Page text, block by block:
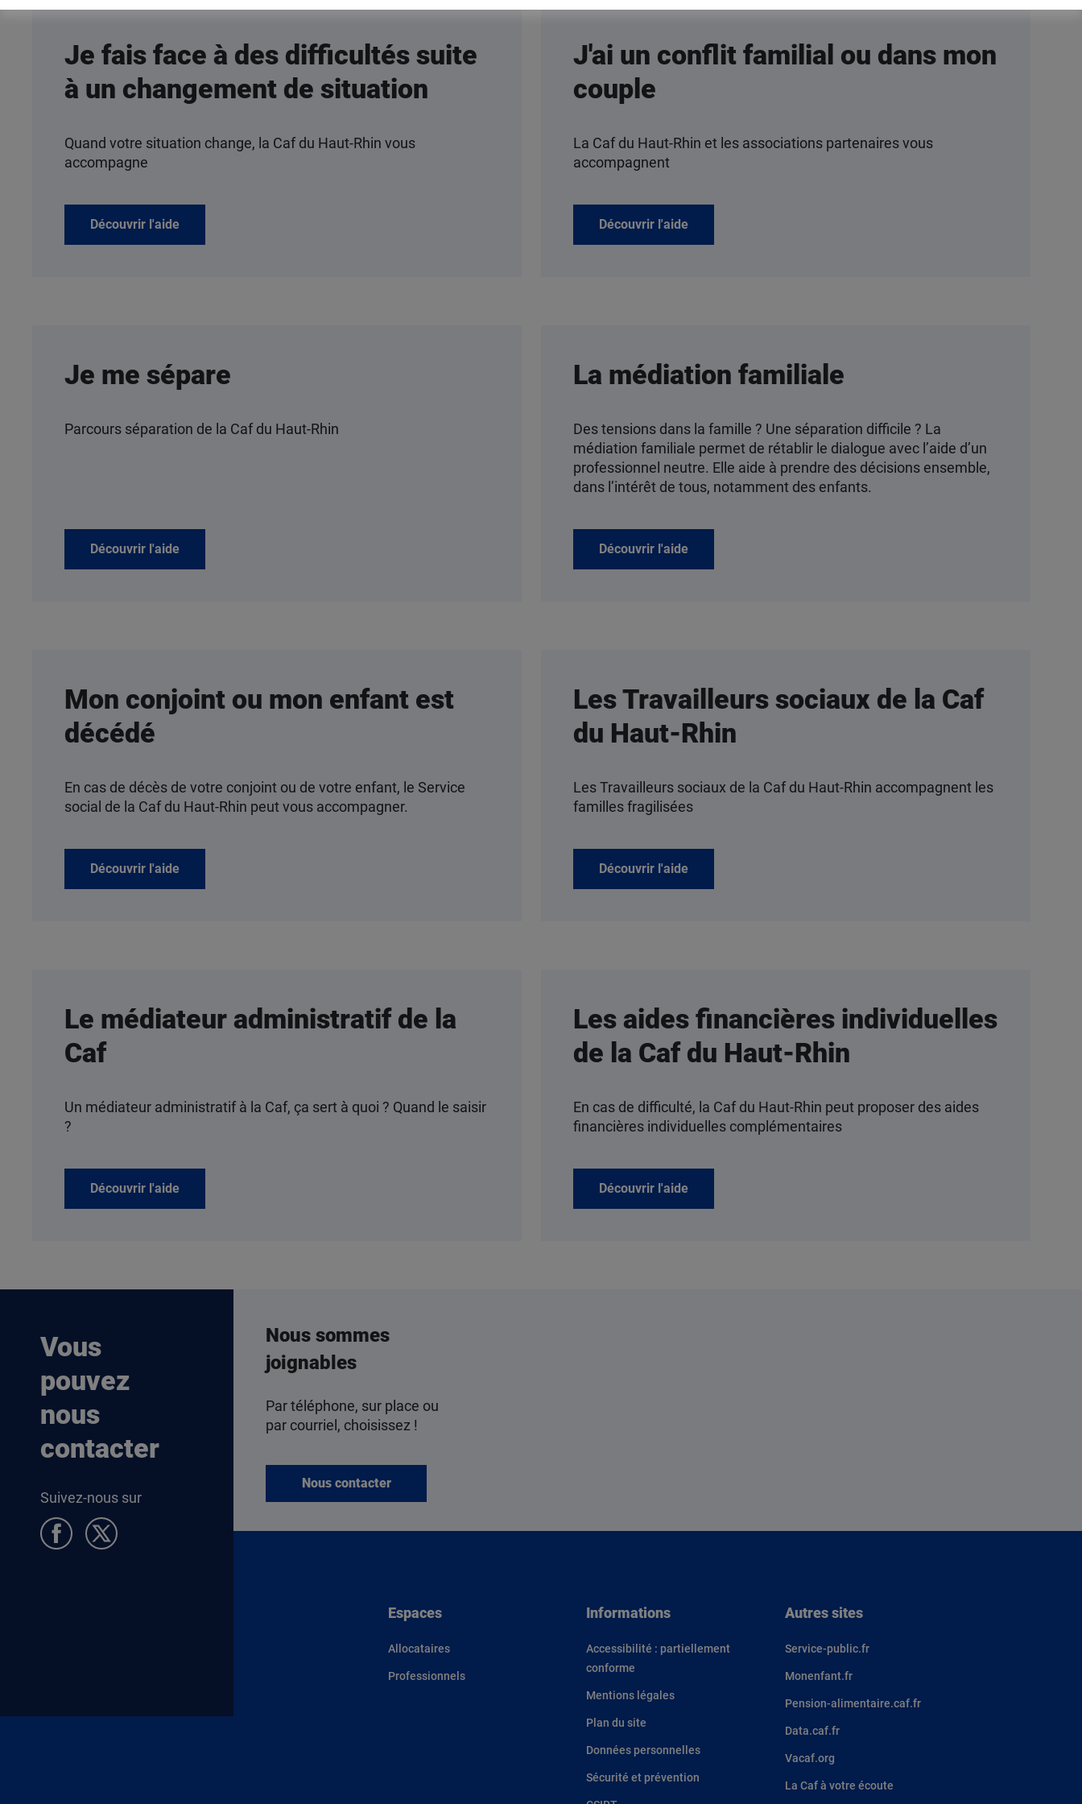
Je fais face à des difficultés suite
à un changement de situation
Quand votre situation change, la Caf du Haut-Rhin vous
accompagne
Découvrir l'aide
J'ai un conflit familial ou dans mon
couple
La Caf du Haut-Rhin et les associations partenaires vous
accompagnent
Découvrir l'aide
Je me sépare
Parcours séparation de la Caf du Haut-Rhin
Découvrir l'aide
La médiation familiale
Des tensions dans la famille ? Une séparation difficile ? La
médiation familiale permet de rétablir le dialogue avec l’aide d’un
professionnel neutre. Elle aide à prendre des décisions ensemble,
dans l’intérêt de tous, notamment des enfants.
Découvrir l'aide
Mon conjoint ou mon enfant est
décédé
En cas de décès de votre conjoint ou de votre enfant, le Service
social de la Caf du Haut-Rhin peut vous accompagner.
Découvrir l'aide
Les Travailleurs sociaux de la Caf
du Haut-Rhin
Les Travailleurs sociaux de la Caf du Haut-Rhin accompagnent les
familles fragilisées
Découvrir l'aide
Le médiateur administratif de la
Caf
Un médiateur administratif à la Caf, ça sert à quoi ? Quand le saisir
?
Découvrir l'aide
Les aides financières individuelles
de la Caf du Haut-Rhin
En cas de difficulté, la Caf du Haut-Rhin peut proposer des aides
financières individuelles complémentaires
Découvrir l'aide
Vous
pouvez
nous
contacter
Suivez-nous sur
Nous sommes
joignables
Par téléphone, sur place ou
par courriel, choisissez !
Nous contacter
Espaces
Allocataires
Professionnels
Informations
Accessibilité : partiellement
conforme
Mentions légales
Plan du site
Données personnelles
Sécurité et prévention
Autres sites
Service-public.fr
Monenfant.fr
Pension-alimentaire.caf.fr
Data.caf.fr
Vacaf.org
La Caf à votre écoute